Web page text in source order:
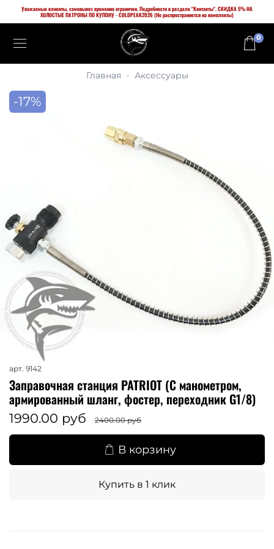
Уважаемые клиенты, самовывоз временно ограничен. Подробности в разделе "Контакты". СКИДКА 5% НА
ХОЛОСТЫЕ ПАТРОНЫ ПО КУПОНУ - COLDPEAK2026 (Не распространяется на комплекты)
0
Главная Аксессуары
-17%
арт. 9142
Заправочная станция PATRIOT (С манометром,
армированный шланг, фостер, переходник G1/8)
1990.00 руб 2400.00 руб
В корзину
Купить в 1 клик